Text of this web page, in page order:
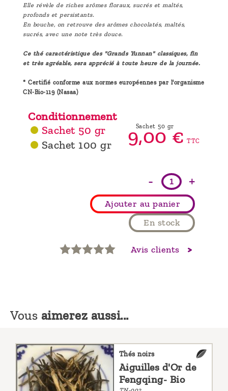
Elle révèle de riches arômes floraux, sucrés et maltés,
profonds et persistants.
En bouche, on retrouve des arômes chocolatés, maltés,
sucrés, avec une note très douce.
Ce thé caractéristique des "Grands Yunnan" classiques, fin
et très agréable, sera apprécié à toute heure de la journée.
* Certifié conforme aux normes européennes par l'organisme
CN-Bio-119 (Nasaa)
Conditionnement
Sachet 50 gr
Sachet 100 gr
Sachet 50 gr
9,00€ TTC
- +
Ajouter au panier
En stock
Avis clients
Vous aimerez aussi...
Thés noirs
Aiguilles d'Or de
Fengqing- Bio